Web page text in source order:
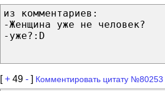
из комментариев:
-Женщина уже не человек?
-уже?:D
[+ 49 - ] Комментировать цитату №80253